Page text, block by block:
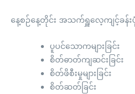
နေ့စဉ်နေ့တိုင်း အသက်ရှူလေ့ကျင့်ခန်း
ပူပင်သောကများခြင်း
စိတ်ဓာတ်ကျဆင်းခြင်း
စိတ်ဖိစီးမှုများခြင်း
စိတ်ဆတ်ခြင်း